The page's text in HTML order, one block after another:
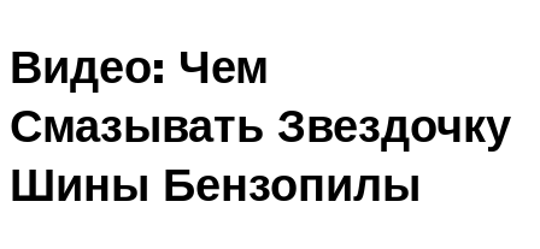
Видео: Чем
Смазывать Звездочку
Шины Бензопилы